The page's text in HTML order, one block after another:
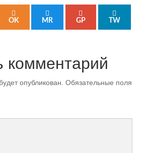
OK MR GP TW
комментарий
опубликован. Обязательные поля